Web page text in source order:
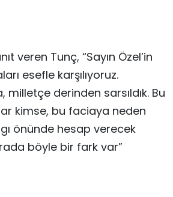
veren Tunç, “Sayın Özel’in
esefle karşılıyoruz.
milletçe derinden sarsıldık. Bu
kimse, bu faciaya neden
önünde hesap verecek
böyle bir fark var”